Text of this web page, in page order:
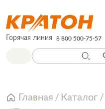
Горячая линия 8 800 500-75-57
Главная Каталог